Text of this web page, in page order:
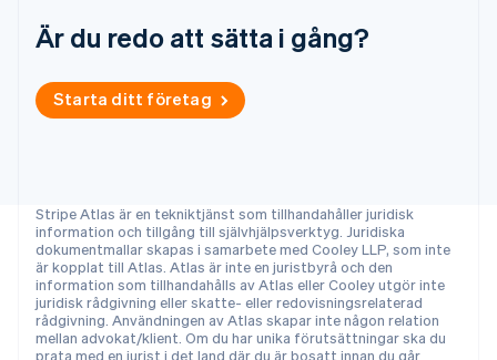
Är du redo att sätta i gång?
Starta ditt företag
Stripe Atlas är en tekniktjänst som tillhandahåller juridisk
information och tillgång till självhjälpsverktyg. Juridiska
dokumentmallar skapas i samarbete med Cooley LLP, som inte
är kopplat till Atlas. Atlas är inte en juristbyrå och den
information som tillhandahålls av Atlas eller Cooley utgör inte
juridisk rådgivning eller skatte- eller redovisningsrelaterad
rådgivning. Användningen av Atlas skapar inte någon relation
mellan advokat/klient. Om du har unika förutsättningar ska du
prata med en jurist i det land där du är bosatt innan du går
Singapore
English 简体中文
English
Storbritannien
English
Sverige
SvenskaEnglish
Thailand
ไทยEnglish
Tjeckien